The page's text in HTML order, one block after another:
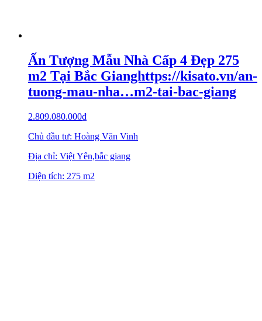
Ấn Tượng Mẫu Nhà Cấp 4 Đẹp 275
m2 Tại Bắc Gianghttps://kisato.vn/an-
tuong-mau-nha…m2-tai-bac-giang
2.809.080.000₫
Chủ đầu tư: Hoàng Văn Vinh
Địa chỉ: Việt Yên,bắc giang
Diện tích: 275 m2